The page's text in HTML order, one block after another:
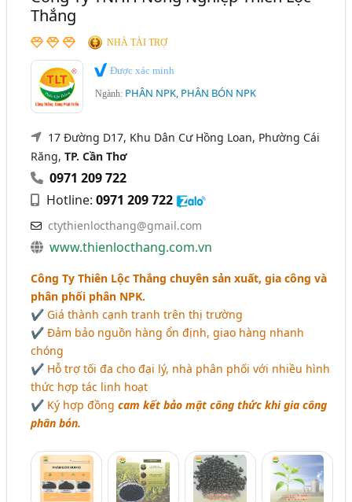
Thắng
NHÀ TÀI TRỢ
Được xác minh
Ngành: PHÂN NPK, PHÂN BÓN NPK
17 Đường D17, Khu Dân Cư Hồng Loan, Phường Cái
Răng,TP. Cần Thơ
0971 209 722
Hotline:0971 209 722
ctythienlocthang@gmail.com
www.thienlocthang.com.vn
Công Ty Thiên Lộc Thắng chuyên sản xuất, gia công và
phân phối phân NPK.
✔ Giá thành cạnh tranh trên thị trường
✔ Đảm bảo nguồn hàng ổn định, giao hàng nhanh
chóng
✔ Hỗ trợ tối đa cho đại lý, nhà phân phối với nhiều hình
thức hợp tác linh hoạt
✔ Ký hợp đồngcam kết bảo mật công thức khi gia công
phân bón.